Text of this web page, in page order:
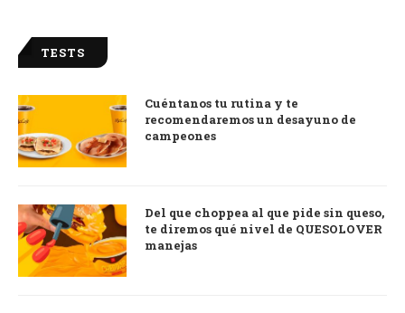
TESTS
Cuéntanos tu rutina y te
recomendaremos un desayuno de
campeones
Del que choppea al que pide sin queso,
te diremos qué nivel de QUESOLOVER
manejas